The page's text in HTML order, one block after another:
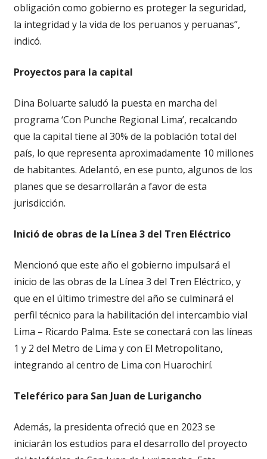
obligación como gobierno es proteger la seguridad,
la integridad y la vida de los peruanos y peruanas”,
indicó.
Proyectos para la capital
Dina Boluarte saludó la puesta en marcha del
programa ‘Con Punche Regional Lima’, recalcando
que la capital tiene al 30% de la población total del
país, lo que representa aproximadamente 10 millones
de habitantes. Adelantó, en ese punto, algunos de los
planes que se desarrollarán a favor de esta
jurisdicción.
Inició de obras de la Línea 3 del Tren Eléctrico
Mencionó que este año el gobierno impulsará el
inicio de las obras de la Línea 3 del Tren Eléctrico, y
que en el último trimestre del año se culminará el
perfil técnico para la habilitación del intercambio vial
Lima – Ricardo Palma. Este se conectará con las líneas
1 y 2 del Metro de Lima y con El Metropolitano,
integrando al centro de Lima con Huarochirí.
Teleférico para San Juan de Lurigancho
Además, la presidenta ofreció que en 2023 se
iniciarán los estudios para el desarrollo del proyecto